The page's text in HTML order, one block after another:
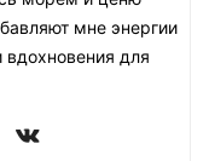
мне энергии
для